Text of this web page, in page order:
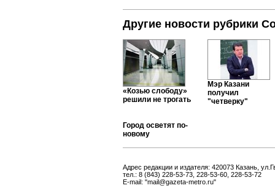
Другие новости рубрики
«Козью слободу»
решили не трогать
Мэр Казани
получил
"четверку"
Город осветят по-
новому
Адрес редакции и издателя: 420073 Казань,
тел.: 8 (843) 228-53-73, 228-53-60, 228-53-72
E-mail: "mail@gazeta-metro.ru"